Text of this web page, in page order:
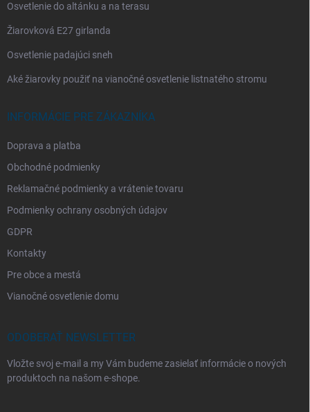
Osvetlenie do altánku a na terasu
Žiarovková E27 girlanda
Osvetlenie padajúci sneh
Aké žiarovky použiť na vianočné osvetlenie listnatého stromu
INFORMÁCIE PRE ZÁKAZNÍKA
Doprava a platba
Obchodné podmienky
Reklamačné podmienky a vrátenie tovaru
Podmienky ochrany osobných údajov
GDPR
Kontakty
Pre obce a mestá
Vianočné osvetlenie domu
ODOBERAŤ NEWSLETTER
Vložte svoj e-mail a my Vám budeme zasielať informácie o nových
produktoch na našom e-shope.